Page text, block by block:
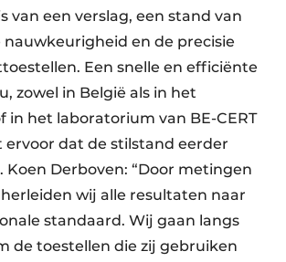
van een verslag, een stand van
nauwkeurigheid en de precisie
Een snelle en efficiënte
zowel in België als in het
in het laboratorium van BE-CERT
ervoor dat de stilstand eerder
Derboven: “Door metingen
wij alle resultaten naar
standaard. Wij gaan langs
de toestellen die zij gebruiken